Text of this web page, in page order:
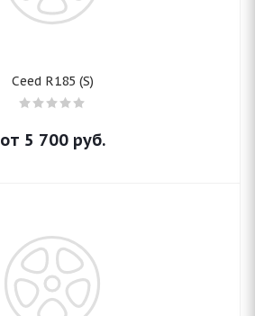
Ceed R185 (S)
от 5 700руб.